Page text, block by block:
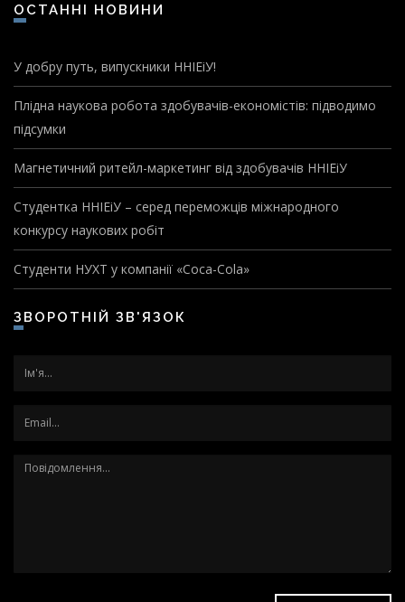
ОСТАННІ НОВИНИ
У добру путь, випускники ННІЕіУ!
Плідна наукова робота здобувачів-економістів: підводимо
підсумки
Магнетичний ритейл-маркетинг від здобувачів ННІЕіУ
Студентка ННІЕіУ – серед переможців міжнародного
конкурсу наукових робіт
Студенти НУХТ у компанії «Coca-Cola»
ЗВОРОТНІЙ ЗВ'ЯЗОК